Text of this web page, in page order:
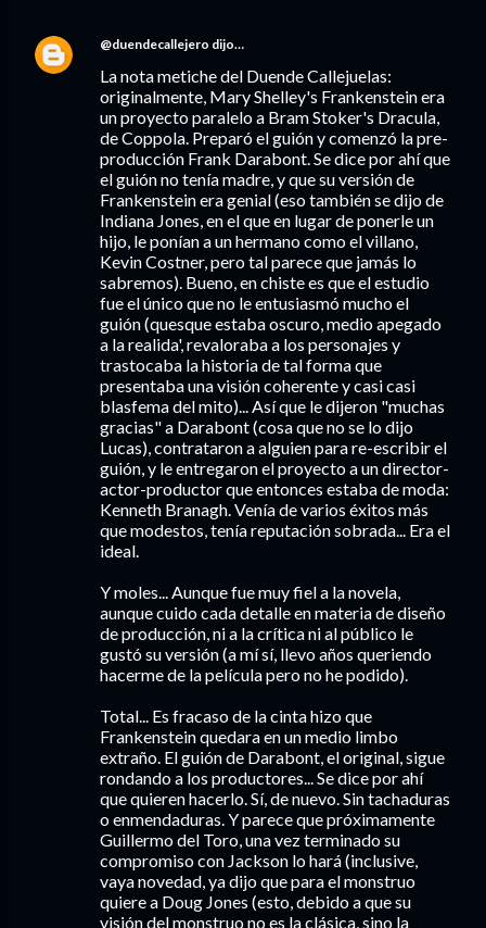
@duendecallejero dijo…
La nota metiche del Duende Callejuelas:
originalmente, Mary Shelley's Frankenstein era
un proyecto paralelo a Bram Stoker's Dracula,
de Coppola. Preparó el guión y comenzó la pre-
producción Frank Darabont. Se dice por ahí que
el guión no tenía madre, y que su versión de
Frankenstein era genial (eso también se dijo de
Indiana Jones, en el que en lugar de ponerle un
hijo, le ponían a un hermano como el villano,
Kevin Costner, pero tal parece que jamás lo
sabremos). Bueno, en chiste es que el estudio
fue el único que no le entusiasmó mucho el
guión (quesque estaba oscuro, medio apegado
a la realida', revaloraba a los personajes y
trastocaba la historia de tal forma que
presentaba una visión coherente y casi casi
blasfema del mito)... Así que le dijeron "muchas
gracias" a Darabont (cosa que no se lo dijo
Lucas), contrataron a alguien para re-escribir el
guión, y le entregaron el proyecto a un director-
actor-productor que entonces estaba de moda:
Kenneth Branagh. Venía de varios éxitos más
que modestos, tenía reputación sobrada... Era el
ideal.
Y moles... Aunque fue muy fiel a la novela,
aunque cuido cada detalle en materia de diseño
de producción, ni a la crítica ni al público le
gustó su versión (a mí sí, llevo años queriendo
hacerme de la película pero no he podido).
Total... Es fracaso de la cinta hizo que
Frankenstein quedara en un medio limbo
extraño. El guión de Darabont, el original, sigue
rondando a los productores... Se dice por ahí
que quieren hacerlo. Sí, de nuevo. Sin tachaduras
o enmendaduras. Y parece que próximamente
Guillermo del Toro, una vez terminado su
compromiso con Jackson lo hará (inclusive,
vaya novedad, ya dijo que para el monstruo
quiere a Doug Jones (esto, debido a que su
visión del monstruo no es la clásica, sino la